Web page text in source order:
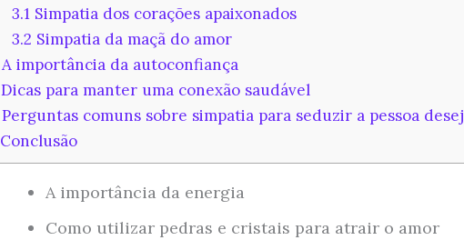
3.1Simpatia dos corações apaixonados
3.2 Simpatia da maçã do amor
A importância da autoconfiança
Dicas para manter uma conexão saudável
Perguntas comuns sobre simpatia para seduzir a pessoa
Conclusão
A importância da energia
Como utilizar pedras e cristais para atrair o amor